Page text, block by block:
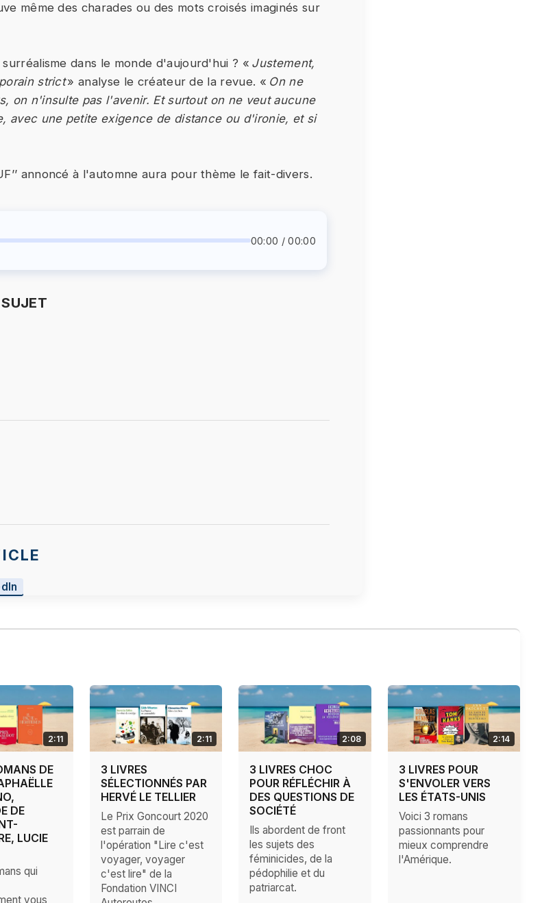
même des charades ou des mots croisés imaginés sur
dans le monde d'aujourd'hui ? « Justement,
strict» analyse le créateur de la revue. « On ne
on n'insulte pas l'avenir. Et surtout on ne veut aucune
avec une petite exigence de distance ou d'ironie, et si
annoncé à l'automne aura pour thème le fait-divers.
00:00 / 00:00
2:11
DE
DE
LUCIE
qui
vous
2:11
3 LIVRES
SÉLECTIONNÉS PAR
HERVÉ LE TELLIER
Le Prix Goncourt 2020
est parrain de
l'opération "Lire c'est
voyager, voyager
c'est lire" de la
Fondation VINCI
2:08
3 LIVRES CHOC
POUR RÉFLÉCHIR À
DES QUESTIONS DE
SOCIÉTÉ
Ils abordent de front
les sujets des
féminicides, de la
pédophilie et du
patriarcat.
2:14
3 LIVRES POUR
S'ENVOLER VERS
LES ÉTATS-UNIS
Voici 3 romans
passionnants pour
mieux comprendre
l'Amérique.